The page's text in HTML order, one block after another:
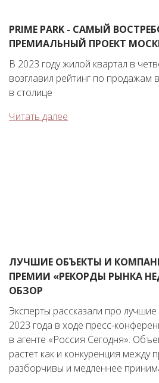
PRIME PARK - САМЫЙ
ПРЕМИАЛЬНЫЙ ПРОЕКТ
В 2023 году жилой квартал в
возглавил рейтинг по продажам
в столице
Читать далее
ЛУЧШИЕ ОБЪЕКТЫ И
ПРЕМИИ «РЕКОРДЫ РЫНКА
ОБЗОР
Эксперты рассказали про
2023 года в ходе пресс-
в агенте «Россия Сегодня».
растет как и конкуренция между
разборчивы и медленнее